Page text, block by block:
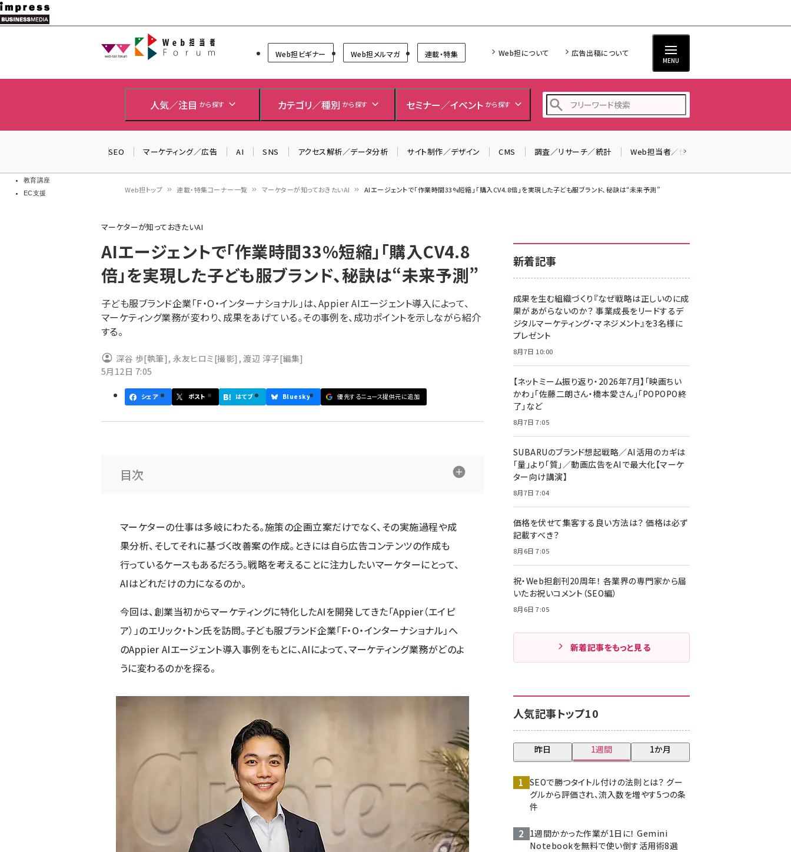
メ
イ
教育講座
EC支援
Web担当者Forum
Web担ビギナー Web担メルマガ 連載・特集 Web担について 広告出稿について
MENU
人気／注目 から探す カテゴリ／種別 から探す セミナー／イベント から探す
ai (2811)
z世代 (1623)
meo (1277)
llmo (1166)
SEO マーケティング／広告 AI SNS アクセス解析／データ分析 サイト制作／デザイン CMS 調査／リサーチ／統計 Web担当者／仕事
ン
く
ず
Web担トップ 連載・特集コーナー一覧 マーケターが知っておきたいAI AIエージェントで「作業時間33%短縮」「購入CV4.8倍」を実現した子ども服ブランド、秘訣は“未来予測”
マーケターが知っておきたいAI
AIエージェントで「作業時間33%短縮」「購入CV4.8
倍」を実現した子ども服ブランド、秘訣は“未来予測”
子ども服ブランド企業「F・O・インターナショナル」は、Appier AIエージェント導入によって、
マーケティング業務が変わり、成果をあげている。その事例を、成功ポイントを示しながら紹介
する。
深谷 歩[執筆] ,永友ヒロミ[撮影] ,渡辺 淳子[編集]
5月12日 7:05
シェア ポスト はてブ Bluesky 優先するニュース提供元に追加
目次
マーケターの仕事は多岐にわたる。施策の企画立案だけでなく、その実施過程や成
果分析、そしてそれに基づく改善案の作成。ときには自ら広告コンテンツの作成も
行っているケースもあるだろう。戦略を考えることに注力したいマーケターにとって、
AIはどれだけの力になるのか。
今回は、創業当初からマーケティングに特化したAIを開発してきた「Appier（エイピ
ア）」のエリック・トン氏を訪問。子ども服ブランド企業「F・O・インターナショナル」へ
のAppier AIエージェント導入事例をもとに、AIによって、マーケティング業務がどのよ
うに変わるのかを探る。
新着記事
成果を生む組織づくり『なぜ戦略は正しいのに成
果があがらないのか？ 事業成長をリードするデ
ジタルマーケティング・マネジメント』を3名様に
プレゼント
8月7日 10:00
【ネットミーム振り返り・2026年7月】「映画ちい
かわ」「佐藤二朗さん・橋本愛さん」「POPOPO終
了」など
8月7日 7:05
SUBARUのブランド想起戦略／AI活用のカギは
「量」より「質」／動画広告をAIで最大化【マーケ
ター向け講演】
8月7日 7:04
価格を伏せて集客する良い方法は？ 価格は必ず
記載すべき？
8月6日 7:05
祝・Web担創刊20周年！ 各業界の専門家から届
いたお祝いコメント（SEO編）
8月6日 7:05
新着記事をもっと見る
人気記事トップ10
昨日 1週間 1か月
SEOで勝つタイトル付けの法則とは？ グー
グルから評価され、流入数を増やす5つの条
件
1週間かかった作業が1日に！ Gemini
Notebookを無料で使い倒す活用術8選
＼ 8月27日開催、申し込み受付中！ ／
2026」開催！
▼申し込みはこちらから▼